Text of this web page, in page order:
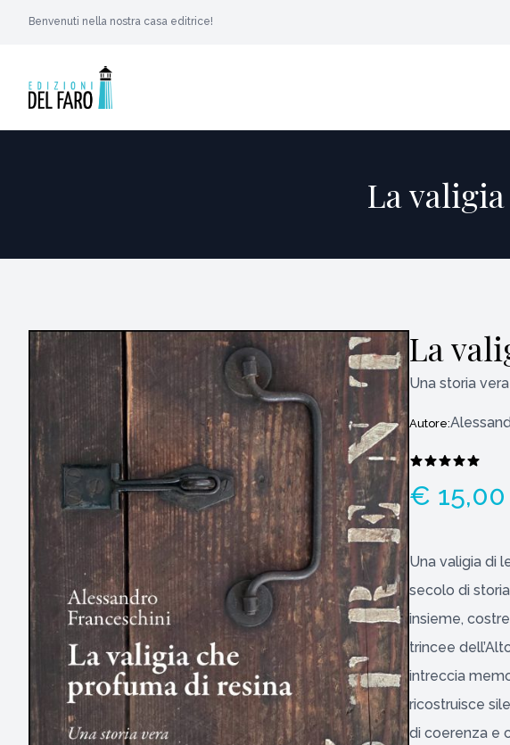
Benvenuti nella nostra casa editrice!
La
La
Una storia vera
Autore:
€ 15,00
Una valigia di
secolo di
insieme,
trincee
intreccia
ricostruisce
di coerenza e